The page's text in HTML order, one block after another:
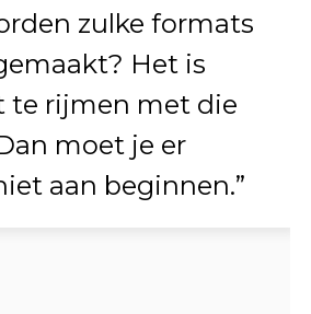
zulke formats
Het is
te rijmen met die
moet je er
aan beginnen.”